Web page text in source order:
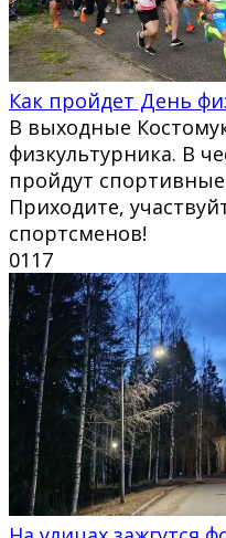
Как пройдет День
В выходные
физкультурника. В
пройдут
Приходите,
спортсменов!
0117